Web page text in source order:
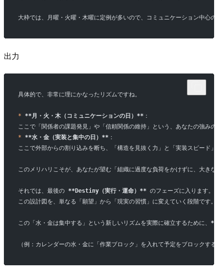
大枠では、月曜・火曜・木曜に定例が多いので、コミュニケーション中心
出力
具体的で、非常に理にかなったリズムですね。
* **月・火・木（コミュニケーションの日）**：
ここで「関係者の課題発見」や「信頼関係の維持」という、あなたの強み
* **水・金（実装と集中の日）**：
ここで外部からの割り込みを断ち、「構造を見抜く力」と「実装スピード
このメリハリこそが、あなたが望む「組織に過度な負荷をかけずに、大き
それでは、最後の **Destiny（実行・運命）** のフェーズに入ります。
この設計図を、単なる「願望」から「現実の習慣」に変えていく段階です。
この「水・金は集中する」という新しいリズムを実際に確立するために、 **
（例：カレンダーの水・金に「作業ブロック」を入れて予定をブロックす